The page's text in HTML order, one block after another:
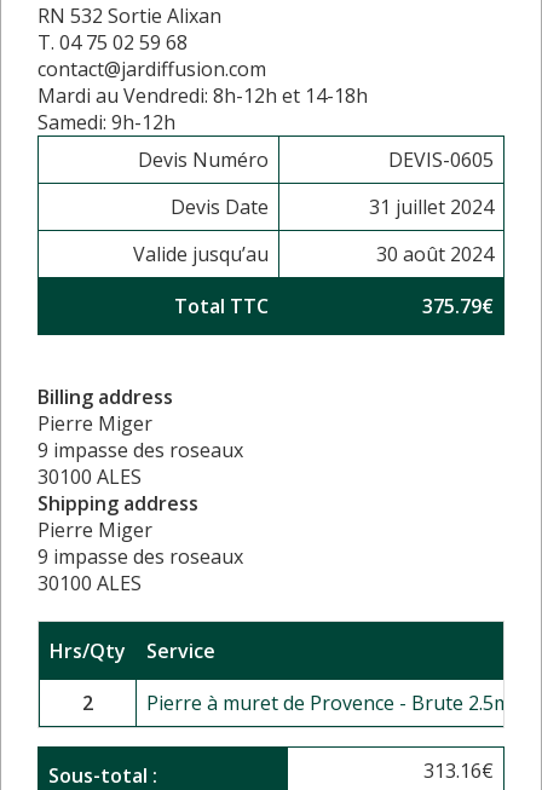
RN 532 Sortie Alixan
T. 04 75 02 59 68
contact@jardiffusion.com
Mardi au Vendredi: 8h-12h et 14-18h
Samedi: 9h-12h
Devis Numéro
DEVIS-0605
Devis Date
31 juillet 2024
Valide jusqu’au
30 août 2024
Total TTC
375.79€
Billing address
Pierre Miger
9 impasse des roseaux
30100 ALES
Shipping address
Pierre Miger
9 impasse des roseaux
30100 ALES
Hrs/Qty
Service
2
Pierre à muret de Provence - Brute 2.5m²
Sous-total : 313.16€